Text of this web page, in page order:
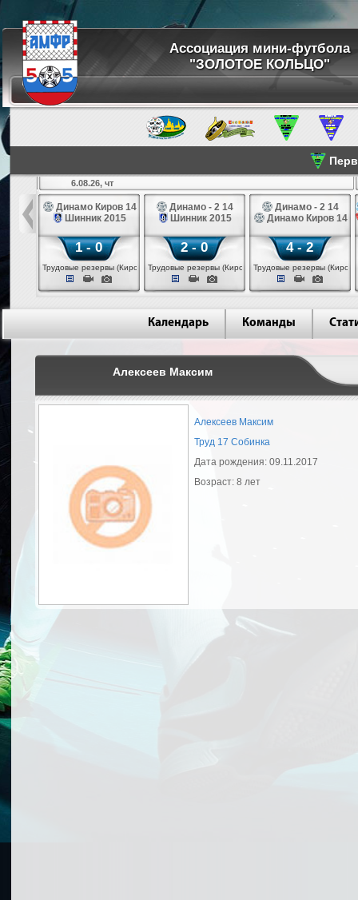
Ассоциация мини-футбола
"ЗОЛОТОЕ КОЛЬЦО"
14
6.08.26, чт
Динамо Киров 14
Шинник 2015
1 - 0
Трудовые резервы (Киров)
Динамо - 2 14
Шинник 2015
2 - 0
Трудовые резервы (Киров)
Динамо - 2 14
Динамо Киров 14
4 - 2
Трудовые резервы (Киров)
Календарь Команды
Алексеев Максим
Алексеев Максим
Труд 17 Собинка
Дата рождения: 09.11.2017
Возраст: 8 лет